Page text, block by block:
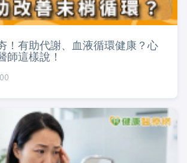
！有助代謝、血液循環健康？心
師這樣說！